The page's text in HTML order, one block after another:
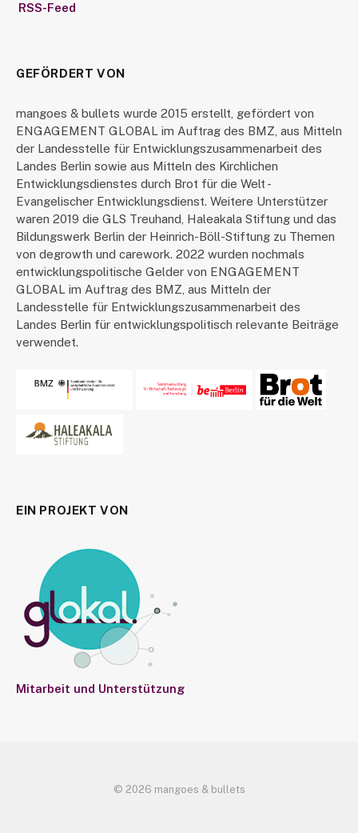
RSS-Feed
GEFÖRDERT VON
mangoes & bullets wurde 2015 erstellt, gefördert von
ENGAGEMENT GLOBAL im Auftrag des BMZ, aus Mitteln
der Landesstelle für Entwicklungszusammenarbeit des
Landes Berlin sowie aus Mitteln des Kirchlichen
Entwicklungsdienstes durch Brot für die Welt -
Evangelischer Entwicklungsdienst. Weitere Unterstützer
waren 2019 die GLS Treuhand, Haleakala Stiftung und das
Bildungswerk Berlin der Heinrich-Böll-Stiftung zu Themen
von degrowth und carework. 2022 wurden nochmals
entwicklungspolitische Gelder von ENGAGEMENT
GLOBAL im Auftrag des BMZ, aus Mitteln der
Landesstelle für Entwicklungszusammenarbeit des
Landes Berlin für entwicklungspolitisch relevante Beiträge
verwendet.
EIN PROJEKT VON
Mitarbeit und Unterstützung
© 2026 mangoes & bullets